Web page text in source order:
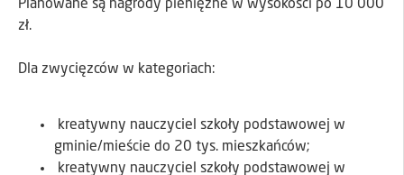
Planowane są nagrody pieniężne w wysokości po 10 000
zł.
Dla zwycięzców w kategoriach:
kreatywny nauczyciel szkoły podstawowej w
gminie/mieście do 20 tys. mieszkańców;
kreatywny nauczyciel szkoły podstawowej w